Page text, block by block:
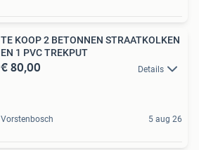
TE KOOP 2 BETONNEN STRAATKOLKEN
EN 1 PVC TREKPUT
€ 80,00 Details
Vorstenbosch 5 aug 26